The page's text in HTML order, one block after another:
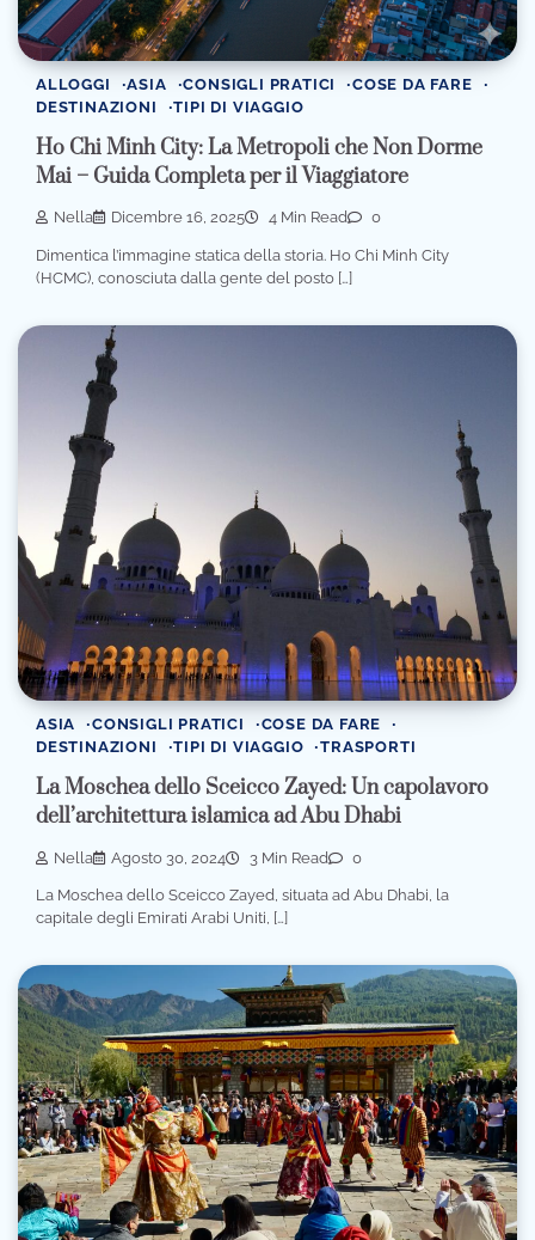
ALLOGGI ASIA CONSIGLI PRATICI
COSE DA FARE
DESTINAZIONI
TIPI DI VIAGGIO
Ho Chi Minh City: La Metropoli che Non Dorme
Mai – Guida Completa per il Viaggiatore
Nella Dicembre 16, 2025 4 Min Read 0
Dimentica l’immagine statica della storia. Ho Chi Minh City
(HCMC), conosciuta dalla gente del posto […]
ASIA CONSIGLI PRATICI
COSE DA FARE
DESTINAZIONI
TIPI DI VIAGGIO TRASPORTI
La Moschea dello Sceicco Zayed: Un capolavoro
dell’architettura islamica ad Abu Dhabi
Nella Agosto 30, 2024 3 Min Read 0
La Moschea dello Sceicco Zayed, situata ad Abu Dhabi, la
capitale degli Emirati Arabi Uniti, […]